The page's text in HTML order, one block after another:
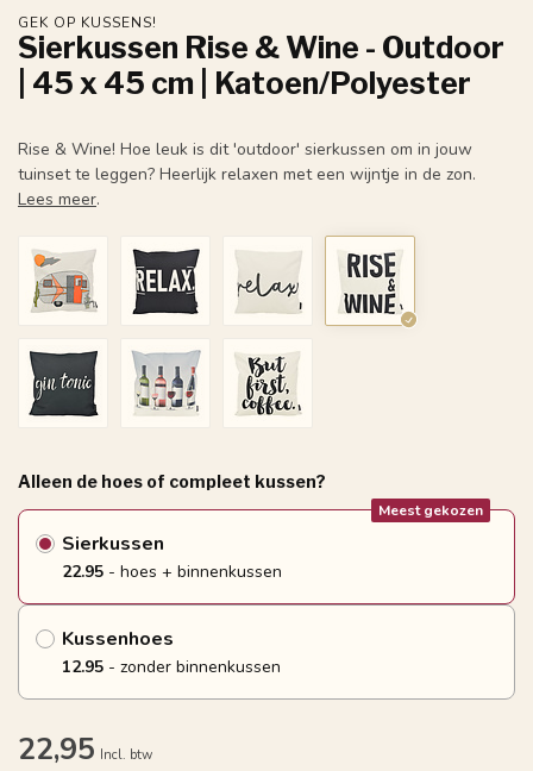
GEK OP KUSSENS!
Sierkussen Rise & Wine - Outdoor
| 45 x 45 cm | Katoen/Polyester
Rise & Wine! Hoe leuk is dit 'outdoor' sierkussen om in jouw
tuinset te leggen? Heerlijk relaxen met een wijntje in de zon.
Lees meer.
Alleen de hoes of compleet kussen?
Sierkussen
Meest gekozen
22.95 - hoes + binnenkussen
Kussenhoes
12.95 - zonder binnenkussen
22,95 Incl. btw